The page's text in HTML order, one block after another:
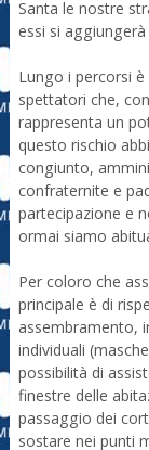
Santa le nostre
essi si
Lungo i percorsi
spettatori che,
rappresenta un
questo rischio
congiunto,
confraternite e
partecipazione e
ormai siamo
Per coloro che
principale è di
assembramento,
individuali
possibilità di
finestre delle
passaggio dei
sostare nei punti